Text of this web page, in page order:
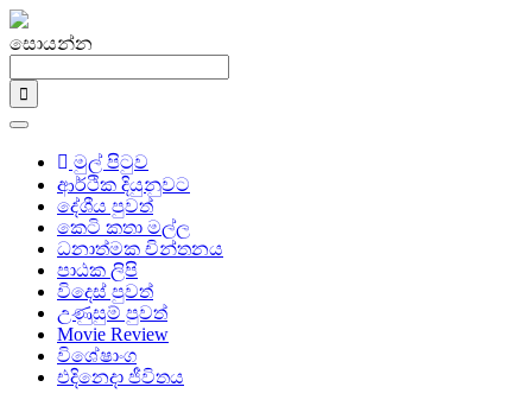
සොයන්න
මුල් පිටුව
ආර්ථික දියුනුවට
දේශීය පුවත්
කෙටි කතා මල්ල
ධනාත්මක චින්තනය
පාඨක ලිපි
විදෙස් පුවත්
උණුසුම් පුවත්
Movie Review
විශේෂාංග
එදිනෙදා ජීවිතය